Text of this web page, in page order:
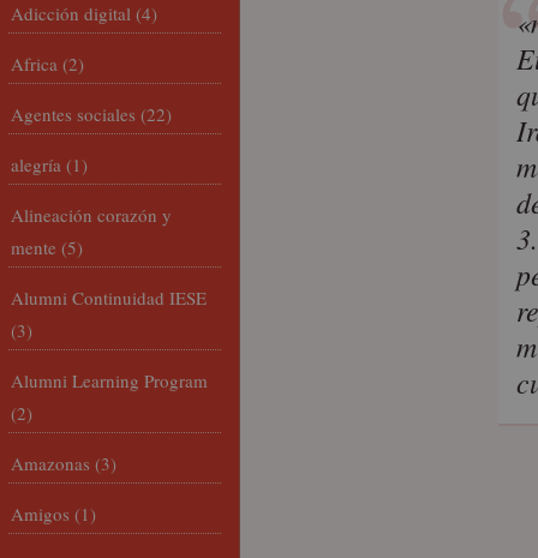
Adicción digital (4)
Africa (2)
Agentes sociales (22)
alegría (1)
Alineación corazón y
mente (5)
Alumni Continuidad IESE
(3)
Alumni Learning Program
(2)
Amazonas (3)
Amigos (1)